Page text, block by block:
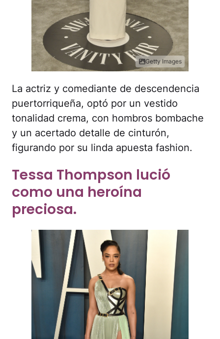
Getty Images
La actriz y comediante de descendencia
puertorriqueña, optó por un vestido
y un acertado detalle de cinturón,
figurando por su linda apuesta fashion.
Tessa Thompson lució
como una heroína
preciosa.